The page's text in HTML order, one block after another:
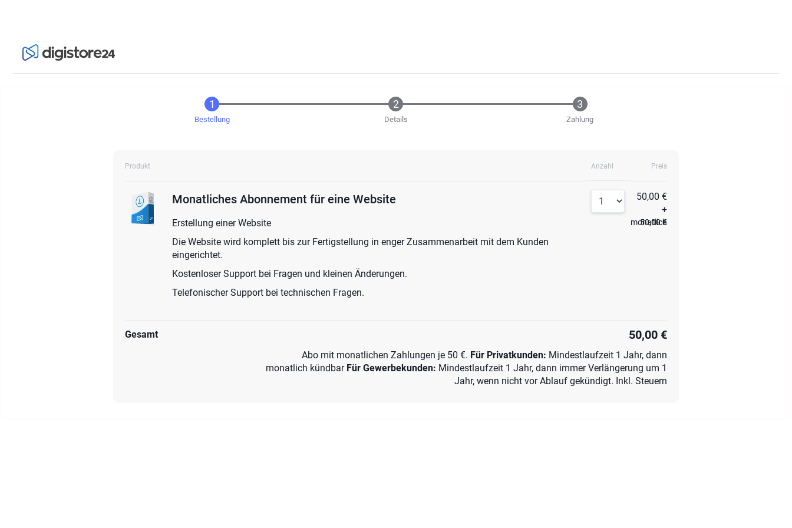
Bestellung Details Zahlung
Produkt Anzahl Preis
Monatliches Abonnement für eine Website
Erstellung einer Website
Die Website wird komplett bis zur Fertigstellung in enger Zusammenarbeit mit dem Kunden
eingerichtet.
Kostenloser Support bei Fragen und kleinen Änderungen.
Telefonischer Support bei technischen Fragen.
50,00 €
+
50,00 €
monatlich
Gesamt 50,00 €
Abo mit monatlichen Zahlungen je 50 €. Für Privatkunden: Mindestlaufzeit 1 Jahr, dann
monatlich kündbar Für Gewerbe­kunden: Mindestlaufzeit 1 Jahr, dann immer Verlängerung um 1
Jahr, wenn nicht vor Ablauf gekündigt. Inkl. Steuern